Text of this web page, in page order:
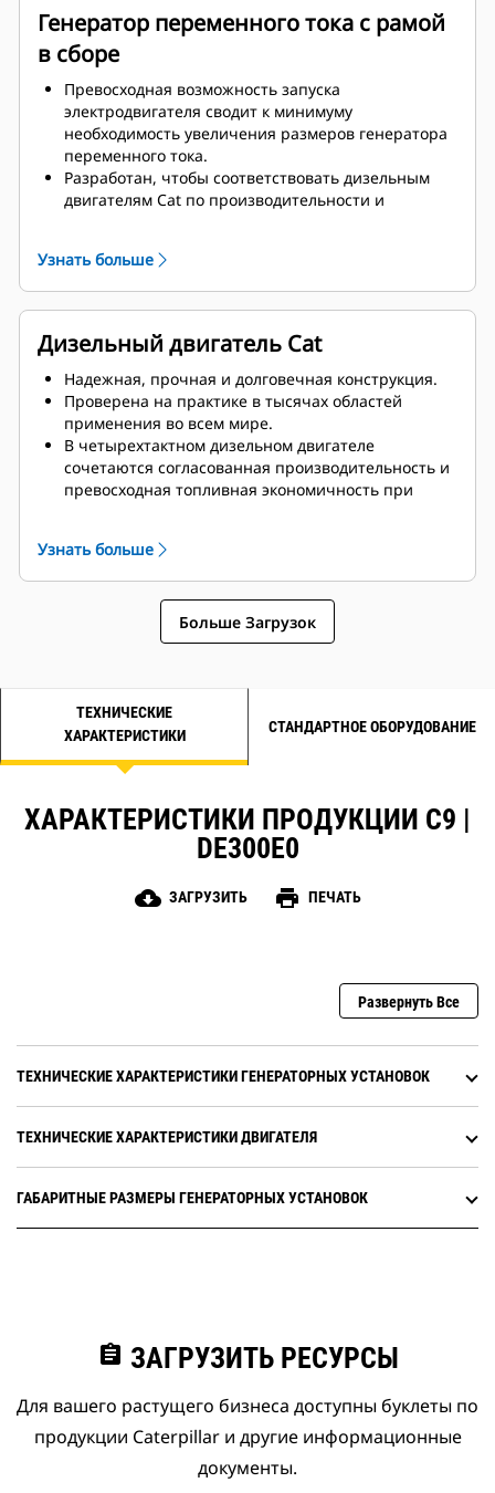
Генератор переменного тока с рамой
в сборе
Превосходная возможность запуска
электродвигателя сводит к минимуму
необходимость увеличения размеров генератора
переменного тока.
Разработан, чтобы соответствовать дизельным
двигателям Cat по производительности и
Узнать больше
Дизельный двигатель Cat
Надежная, прочная и долговечная конструкция.
Проверена на практике в тысячах областей
применения во всем мире.
В четырехтактном дизельном двигателе
сочетаются согласованная производительность и
превосходная топливная экономичность при
Узнать больше
Больше Загрузок
ТЕХНИЧЕСКИЕ
ХАРАКТЕРИСТИКИ
СТАНДАРТНОЕ ОБОРУДОВАНИЕ
ХАРАКТЕРИСТИКИ ПРОДУКЦИИ C9 |
DE300E0
cloud_download ЗАГРУЗИТЬ print ПЕЧАТЬ
Развернуть Все
ТЕХНИЧЕСКИЕ ХАРАКТЕРИСТИКИ ГЕНЕРАТОРНЫХ УСТАНОВОК
ТЕХНИЧЕСКИЕ ХАРАКТЕРИСТИКИ ДВИГАТЕЛЯ
ГАБАРИТНЫЕ РАЗМЕРЫ ГЕНЕРАТОРНЫХ УСТАНОВОК
assignment ЗАГРУЗИТЬ РЕСУРСЫ
Для вашего растущего бизнеса доступны буклеты по
продукции Caterpillar и другие информационные
документы.